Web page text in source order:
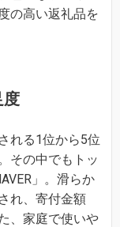
の高い返礼品を
度
れる1位から5位
その中でもトッ
」。滑らか
れ、寄付金額
、家庭で使いや